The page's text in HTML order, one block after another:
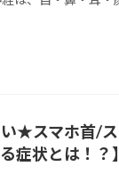
い★スマホ首/
症状とは！？】